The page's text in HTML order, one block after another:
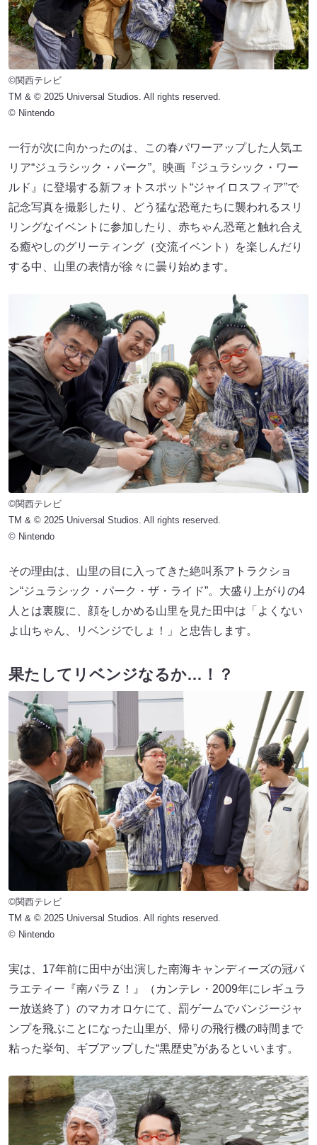
©関西テレビ
TM & © 2025 Universal Studios. All rights reserved.
© Nintendo
一行が次に向かったのは、この春パワーアップした人気エ
リア“ジュラシック・パーク”。映画『ジュラシック・ワー
ルド』に登場する新フォトスポット“ジャイロスフィア”で
記念写真を撮影したり、どう猛な恐竜たちに襲われるスリ
リングなイベントに参加したり、赤ちゃん恐竜と触れ合え
る癒やしのグリーティング（交流イベント）を楽しんだり
する中、山里の表情が徐々に曇り始めます。
©関西テレビ
TM & © 2025 Universal Studios. All rights reserved.
© Nintendo
その理由は、山里の目に入ってきた絶叫系アトラクショ
ン“ジュラシック・パーク・ザ・ライド”。大盛り上がりの4
人とは裏腹に、顔をしかめる山里を見た田中は「よくない
よ山ちゃん、リベンジでしょ！」と忠告します。
果たしてリベンジなるか…！？
©関西テレビ
TM & © 2025 Universal Studios. All rights reserved.
© Nintendo
実は、17年前に田中が出演した南海キャンディーズの冠バ
ラエティー『南パラＺ！』（カンテレ・2009年にレギュラ
ー放送終了）のマカオロケにて、罰ゲームでバンジージャ
ンプを飛ぶことになった山里が、帰りの飛行機の時間まで
粘った挙句、ギブアップした“黒歴史”があるといいます。